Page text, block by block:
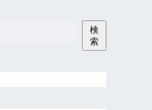
検
索